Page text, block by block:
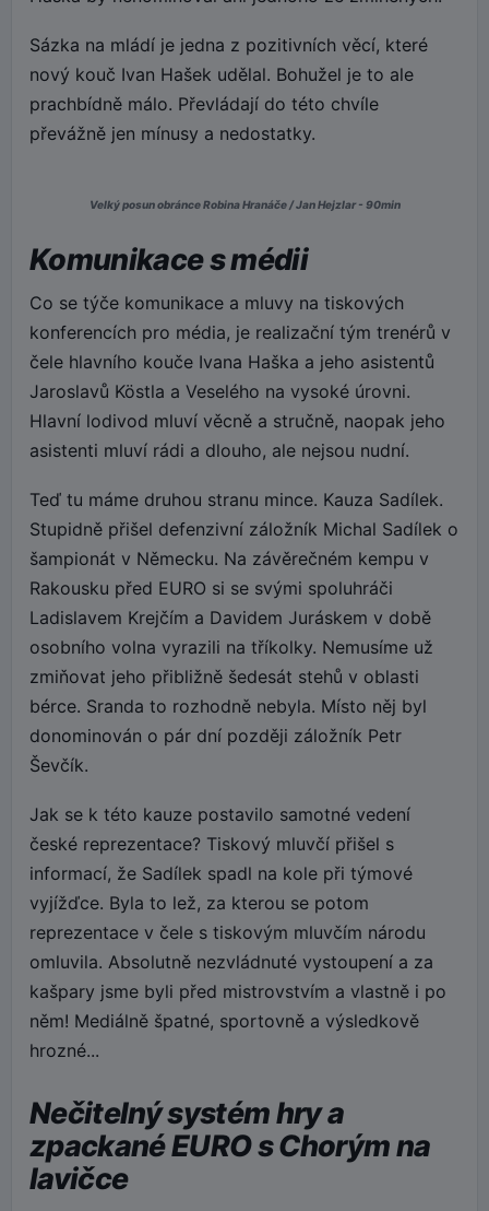
Sázka na mládí je jedna z pozitivních věcí, které
nový kouč Ivan Hašek udělal. Bohužel je to ale
prachbídně málo. Převládají do této chvíle
převážně jen mínusy a nedostatky.
Velký posun obránce Robina Hranáče / Jan Hejzlar - 90min
Komunikace s médii
Co se týče komunikace a mluvy na tiskových
konferencích pro média, je realizační tým trenérů v
čele hlavního kouče Ivana Haška a jeho asistentů
Jaroslavů Köstla a Veselého na vysoké úrovni.
Hlavní lodivod mluví věcně a stručně, naopak jeho
asistenti mluví rádi a dlouho, ale nejsou nudní.
Teď tu máme druhou stranu mince. Kauza Sadílek.
Stupidně přišel defenzivní záložník Michal Sadílek o
šampionát v Německu. Na závěrečném kempu v
Rakousku před EURO si se svými spoluhráči
Ladislavem Krejčím a Davidem Juráskem v době
osobního volna vyrazili na tříkolky. Nemusíme už
zmiňovat jeho přibližně šedesát stehů v oblasti
bérce. Sranda to rozhodně nebyla. Místo něj byl
donominován o pár dní později záložník Petr
Ševčík.
Jak se k této kauze postavilo samotné vedení
české reprezentace? Tiskový mluvčí přišel s
informací, že Sadílek spadl na kole při týmové
vyjížďce. Byla to lež, za kterou se potom
reprezentace v čele s tiskovým mluvčím národu
omluvila. Absolutně nezvládnuté vystoupení a za
kašpary jsme byli před mistrovstvím a vlastně i po
něm! Mediálně špatné, sportovně a výsledkově
hrozné...
Nečitelný systém hry a
zpackané EURO s Chorým na
lavičce